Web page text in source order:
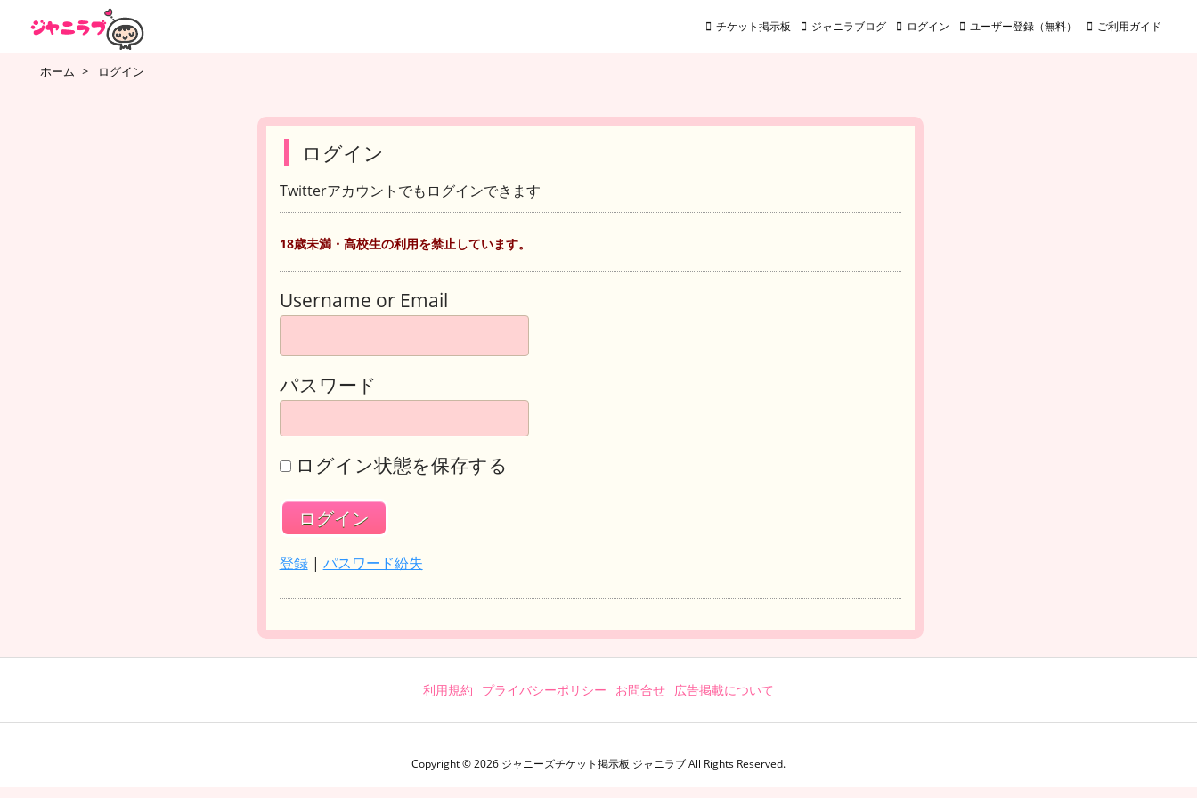
チケット掲示板 ジャニラブログ ログイン ユーザー登録（無料） ご利用ガイド
ホーム > ログイン
ログイン
Twitterアカウントでもログインできます
18歳未満・高校生の利用を禁止しています。
Username or Email
パスワード
ログイン状態を保存する
登録| パスワード紛失
利用規約 プライバシーポリシー お問合せ 広告掲載について
Copyright ©2026 ジャニーズチケット掲示板 ジャニラブAll Rights Reserved.